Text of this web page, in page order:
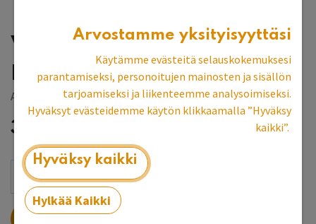
Veronanruskea
pellavaöljymaali 1L
Allbäck
31,87
LISÄÄ OSTOSKORIIN
Arvostamme yksityisyyttäsi
Käytämme evästeitä selauskokemuksesi
parantamiseksi, personoitujen mainosten ja sisällön
tarjoamiseksi ja liikenteemme analysoimiseksi.
Hyväksyt evästeidemme käytön klikkaamalla ”Hyväksy
kaikki”.
Hyväksy kaikki
Hylkää Kaikki